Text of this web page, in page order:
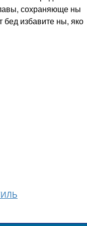
сохраняюще ны
избавите ны, яко